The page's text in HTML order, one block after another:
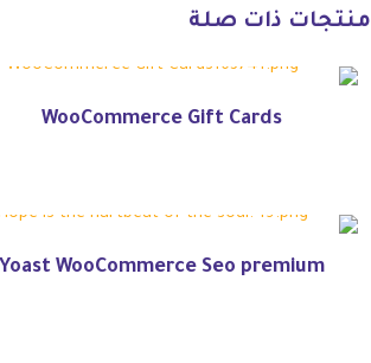
منتجات ذات صلة
WooCommerce Gift Cards
Yoast WooCommerce Seo premium